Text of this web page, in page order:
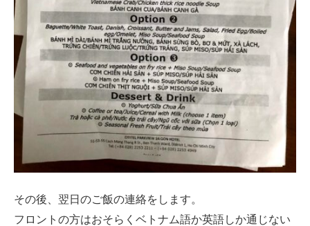
その後、翌日のご飯の連絡をします。
フロントの方はおそらくベトナム語か英語しか通じない